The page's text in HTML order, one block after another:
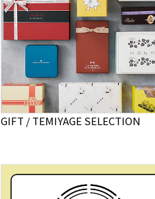
GIFT / TEMIYAGE SELECTION